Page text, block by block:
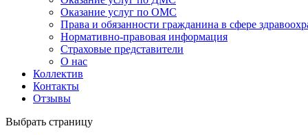
Оказание услуг по ОМС
Права и обязанности гражданина в сфере
Нормативно-правовая информация
Страховые представители
О нас
Коллектив
Контакты
Отзывы
Выбрать страницу